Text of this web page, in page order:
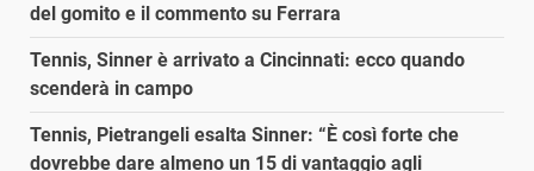
del gomito e il commento su Ferrara
Tennis, Sinner è arrivato a Cincinnati: ecco quando
scenderà in campo
Tennis, Pietrangeli esalta Sinner: “È così forte che
dovrebbe dare almeno un 15 di vantaggio agli